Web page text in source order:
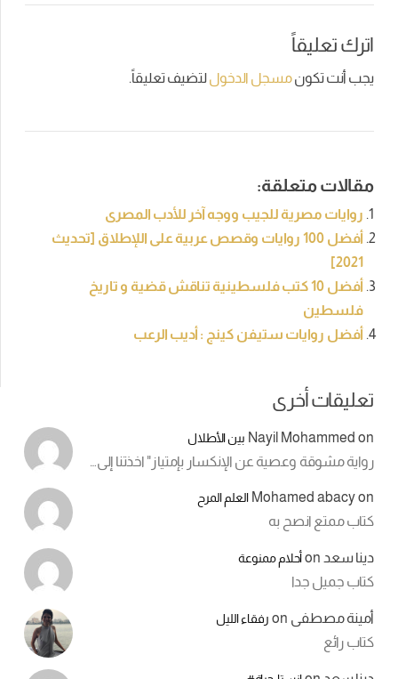
اترك تعليقاً
يجب أنت تكونمسجل الدخوللتضيف تعليقاً.
مقالات متعلقة:
روايات مصرية للجيب ووجه آخر للأدب المصرى
أفضل 100 روايات وقصص عربية على اللإطلاق [تحديث
2021]
أفضل 10 كتب فلسطينية تناقش قضية و تاريخ
فلسطين
أفضل روايات ستيفن كينج : أديب الرعب
تعليقات أخرى
Nayil Mohammed on بين الأطلال
رواية مشوقة وعصية عن الإنكسار بإمتياز" اخذتنا إلى…
Mohamed abacyon العلم المرح
كتاب ممتع انصح به
دينا سعد onأحلام ممنوعة
كتاب جميل جدا
أمينة مصطفى on رفقاء الليل
كتاب رائع